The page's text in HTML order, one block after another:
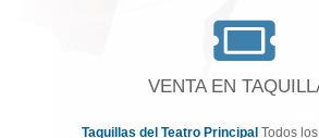
VENTA EN
Taquillas del Teatro Principal Todos